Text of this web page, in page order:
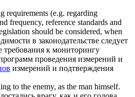
requirements (e.g. regarding
frequency, reference standards and
should be considered, when
в законодательстве следует
требования к мониторингу
проведения измерений и
измерений и подтверждения
to the enemy, as the man himself.